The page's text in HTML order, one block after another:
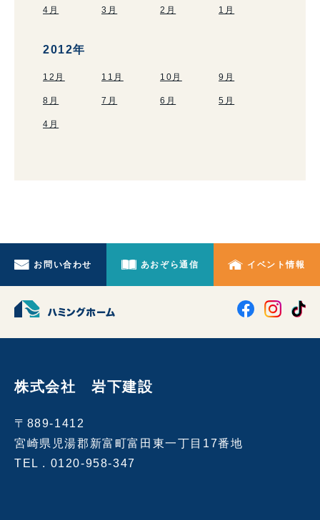
4月 3月 2月 1月
2012年
12月 11月 10月 9月
8月 7月 6月 5月
4月
お問い合わせ あおぞら通信 イベント情報
株式会社 岩下建設
〒889-1412
宮崎県児湯郡新富町富田東一丁目17番地
TEL . 0120-958-347